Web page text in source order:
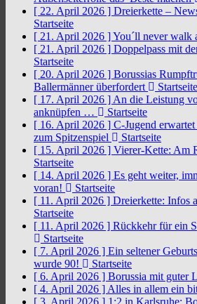
[ 22. April 2026 ] Dreierkette –
Startseite
[ 21. April 2026 ]You´ll never walk
[ 21. April 2026 ] Doppelpass mit
Startseite
[ 20. April 2026 ] Borussias
Ballermänner überfordert
Startseite
[ 17. April 2026 ] An die Leistung
anknüpfen …
Startseite
[ 16. April 2026 ] C-Jugend
zum Spitzenspiel
Startseite
[ 15. April 2026 ] Vierer-Kette: Am
Startseite
[ 14. April 2026 ] Es geht weiter,
voran!
Startseite
[ 11. April 2026 ] Dreierkette: Infos
Startseite
[ 11. April 2026 ] Rückkehr für ein
Startseite
[ 7. April 2026 ] Ein seltener
wurde 90!
Startseite
[ 6. April 2026 ] Borussia mit guter
[ 4. April 2026 ] Alles in allem ein
[ 3. April 2026 ] 1:2 in Karlsruhe: